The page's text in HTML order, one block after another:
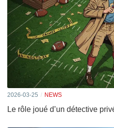
2026-03-25 NEWS
Le rôle joué d’un détective